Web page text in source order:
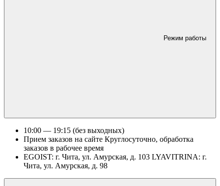
Режим работы
10:00 — 19:15 (без выходных)
Прием заказов на сайте Круглосуточно, обработка
заказов в рабочее время
EGOIST: г. Чита, ул. Амурская, д. 103 LYAVITRINA: г.
Чита, ул. Амурская, д. 98